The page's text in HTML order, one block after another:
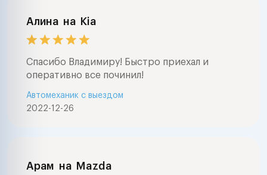
Алина на Kia
Спасибо Владимиру! Быстро приехал и
оперативно все починил!
2022-12-26
Автомеханик с выездом
Арам на Mazda